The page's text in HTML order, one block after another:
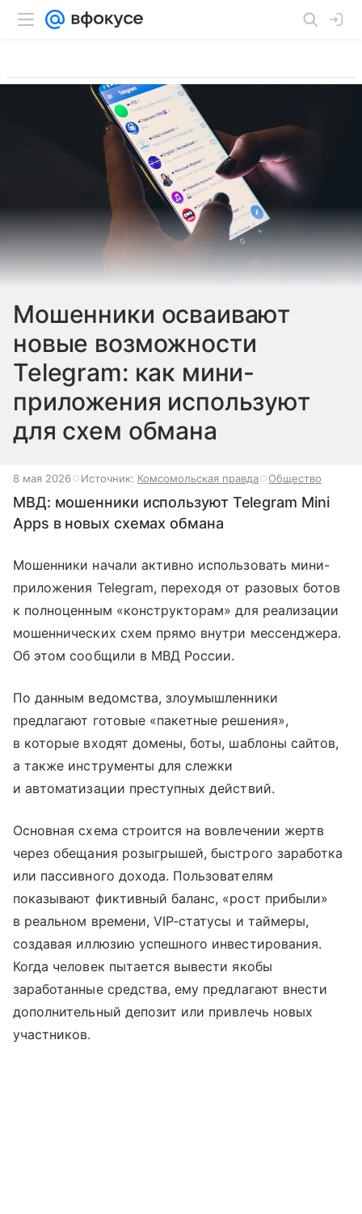
Мошенники осваивают
новые возможности
Telegram: как мини-
приложения используют
для схем обмана
8 мая 2026 Источник: Комсомольская правда Общество
МВД: мошенники используют Telegram Mini
Apps в новых схемах обмана
Мошенники начали активно использовать мини-
приложения Telegram, переходя от разовых ботов
к полноценным «конструкторам» для реализации
мошеннических схем прямо внутри мессенджера.
Об этом сообщили в МВД России.
По данным ведомства, злоумышленники
предлагают готовые «пакетные решения»,
в которые входят домены, боты, шаблоны сайтов,
а также инструменты для слежки
и автоматизации преступных действий.
Основная схема строится на вовлечении жертв
через обещания розыгрышей, быстрого заработка
или пассивного дохода. Пользователям
показывают фиктивный баланс, «рост прибыли»
в реальном времени, VIP-статусы и таймеры,
создавая иллюзию успешного инвестирования.
Когда человек пытается вывести якобы
заработанные средства, ему предлагают внести
дополнительный депозит или привлечь новых
участников.